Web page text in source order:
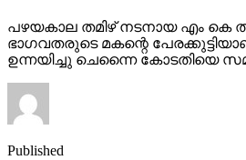
പഴയകാല തമിഴ് നടനായ എം കെ
ഭാഗവതരുടെ മകന്റെ
ഉന്നയിച്ചു ചെന്നൈ കോടതിയെ
Published